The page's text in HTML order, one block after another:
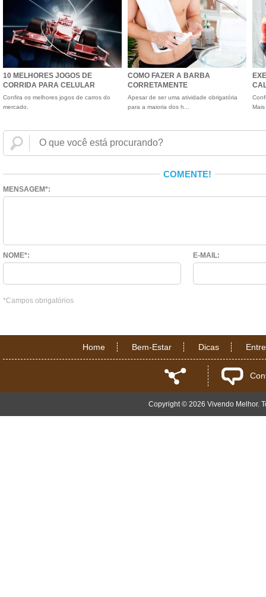
10 MELHORES JOGOS DE
CORRIDA PARA CELULAR
Confira os melhores jogos de carros do
mercado.
COMO FAZER A BARBA
CORRETAMENTE
Apesar de ser uma atividade obrigatória
para a maioria dos h...
Mais
COMENTE!
MENSAGEM*:
NOME*: E-MAIL:
*Campos obrigatórios
Home Bem-Estar Dicas
Copyright © 2026 Vivendo Melhor.